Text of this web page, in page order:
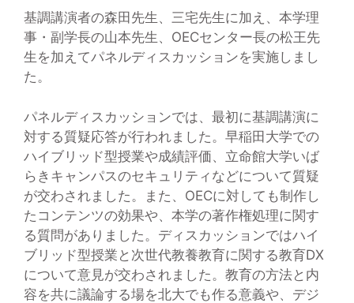
基調講演者の森田先生、三宅先生に加え、本学理
事・副学長の山本先生、OECセンター長の松王先
生を加えてパネルディスカッションを実施しまし
た。
パネルディスカッションでは、最初に基調講演に
対する質疑応答が行われました。早稲田大学での
ハイブリッド型授業や成績評価、立命館大学いば
らきキャンパスのセキュリティなどについて質疑
が交わされました。また、OECに対しても制作し
たコンテンツの効果や、本学の著作権処理に関す
る質問がありました。ディスカッションではハイ
ブリッド型授業と次世代教養教育に関する教育DX
について意見が交わされました。教育の方法と内
容を共に議論する場を北大でも作る意義や、デジ